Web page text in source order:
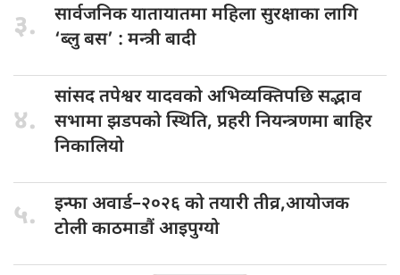
३. सार्वजनिक यातायातमामहिला सुरक्षाका लागि
‘ब्लु बस’ : मन्त्री बादी
४.
सांसद तपेश्वरयादवको अभिव्यक्तिपछि सद्भाव
सभामा झडपको स्थिति, प्रहरी नियन्त्रणमा बाहिर
निकालियो
५. इन्फा अवार्ड–२०२६ को तयारी तीव्र,आयोजक
टोली काठमाडौं आइपुग्यो